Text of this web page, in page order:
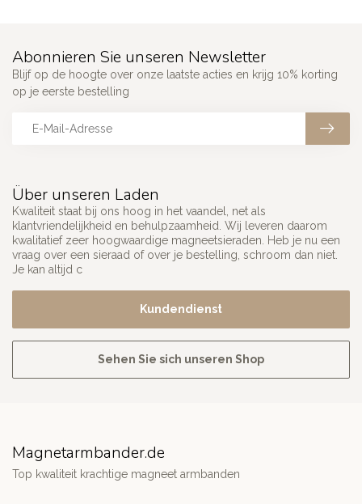
Über unseren Laden
Kwaliteit staat bij ons hoog in het vaandel, net als
klantvriendelijkheid en behulpzaamheid. Wij leveren daarom
kwalitatief zeer hoogwaardige magneetsieraden. Heb je nu een
vraag over een sieraad of over je bestelling, schroom dan niet.
Je kan altijd c
Kundendienst
Sehen Sie sich unseren Shop
Abonnieren Sie unseren Newsletter
Blijf op de hoogte over onze laatste acties en krijg 10% korting
op je eerste bestelling
Magnetarmbander.de
Top kwaliteit krachtige magneet armbanden